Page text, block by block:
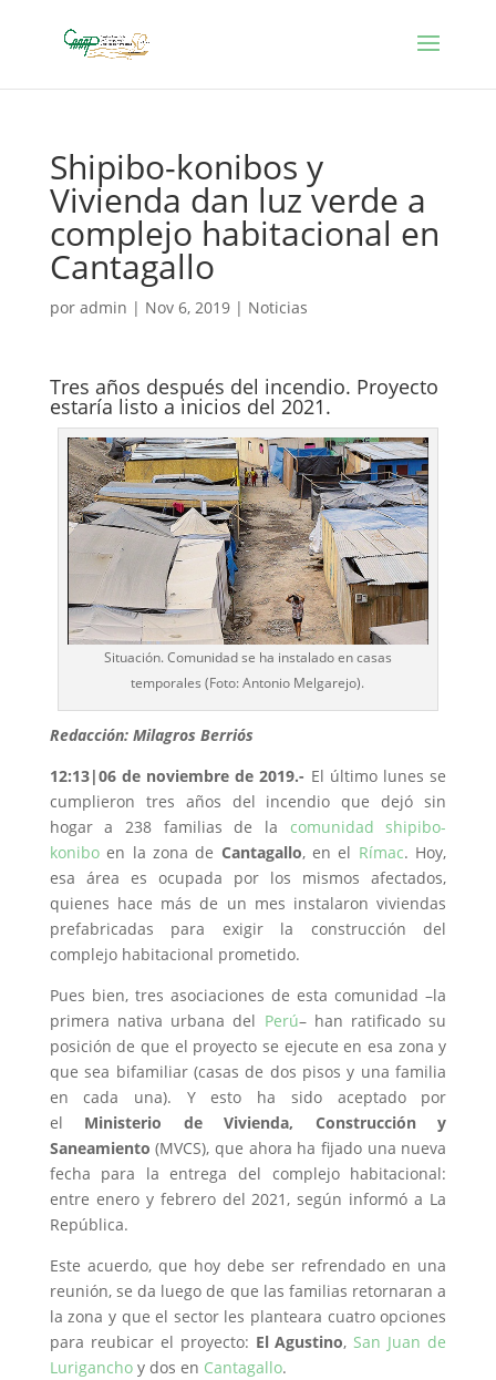
Shipibo-konibos y
Vivienda dan luz verde a
complejo habitacional en
Cantagallo
por admin | Nov 6, 2019| Noticias
Tres años después del incendio. Proyecto
estaría listo a inicios del 2021.
Situación. Comunidad se ha instalado en casas
temporales (Foto: Antonio Melgarejo).
Redacción: Milagros Berriós
12:13|06 de noviembre de 2019.- El último lunes se
cumplieron tres años del incendio que dejó sin
hogar a 238 familias de la comunidad shipibo-
koniboen la zona de Cantagallo, en el Rímac. Hoy,
esa área es ocupada por los mismos afectados,
quienes hace más de un mes instalaron viviendas
prefabricadas para exigir la construcción del
complejo habitacional prometido.
Pues bien, tres asociaciones de esta comunidad –la
primera nativa urbana del Perú– han ratificado su
posición de que el proyecto se ejecute en esa zona y
que sea bifamiliar (casas de dos pisos y una familia
en cada una). Y esto ha sido aceptado por
el Ministerio de Vivienda, Construcción y
Saneamiento (MVCS), que ahora ha fijado una nueva
fecha para la entrega del complejo habitacional:
entre enero y febrero del 2021, según informó a La
República.
Este acuerdo, que hoy debe ser refrendado en una
reunión, se da luego de que las familias retornaran a
la zona y que el sector les planteara cuatro opciones
para reubicar el proyecto: El Agustino, San Juan de
Lurigancho y dos en Cantagallo.